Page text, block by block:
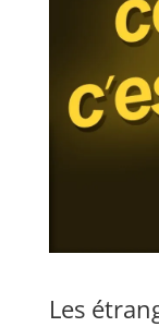
Les